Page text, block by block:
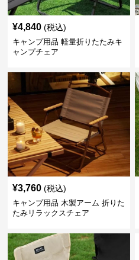
¥4,840 (税込)
キャンプ用品 軽量折りたたみキ
ャンプチェア
¥3,760 (税込)
キャンプ用品 木製アーム 折りた
たみリラックスチェア